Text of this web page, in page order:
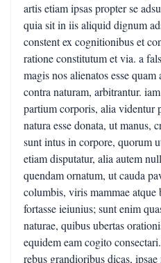
artis etiam ipsas propter se
quia sit in iis aliquid dignum
constent ex cognitionibus et
ratione constitutum et via. a
magis nos alienatos esse
contra naturam, arbitrantur.
partium corporis, alia videntur
natura esse donata, ut manus,
sunt intus in corpore, quorum
etiam disputatur, alia autem
quendam ornatum, ut cauda
columbis, viris mammae
fortasse ieiunius; sunt enim
naturae, quibus ubertas
equidem eam cogito
rebus grandioribus dicas,